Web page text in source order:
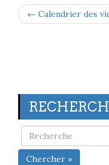
← Calendrier des
Chercher »